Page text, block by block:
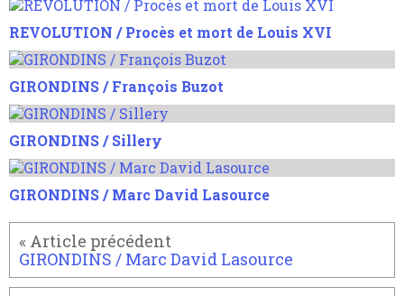
REVOLUTION / Procès et mort de Louis XVI
GIRONDINS / François Buzot
GIRONDINS / Sillery
GIRONDINS / Marc David Lasource
GIRONDINS / Marc David Lasource